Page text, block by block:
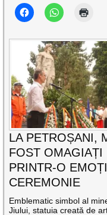
LA PETROȘANI,
FOST OMAGIAȚI
PRINTR-O
CEREMONIE
Emblematic simbol al
Jiului, statuia creată de